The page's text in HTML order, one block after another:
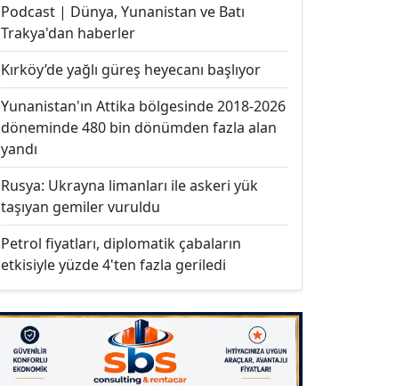
Podcast | Dünya, Yunanistan ve Batı
Trakya'dan haberler
Kırköy’de yağlı güreş heyecanı başlıyor
Yunanistan'ın Attika bölgesinde 2018-2026
döneminde 480 bin dönümden fazla alan
yandı
Rusya: Ukrayna limanları ile askeri yük
taşıyan gemiler vuruldu
Petrol fiyatları, diplomatik çabaların
etkisiyle yüzde 4'ten fazla geriledi